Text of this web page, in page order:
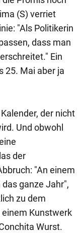
(S) verriet
"Als Politikerin
dass man
Ein
25. Mai aber ja
der nicht
Und obwohl
der
"An einem
ganze Jahr",
zu dem
Kunstwerk
Wurst.